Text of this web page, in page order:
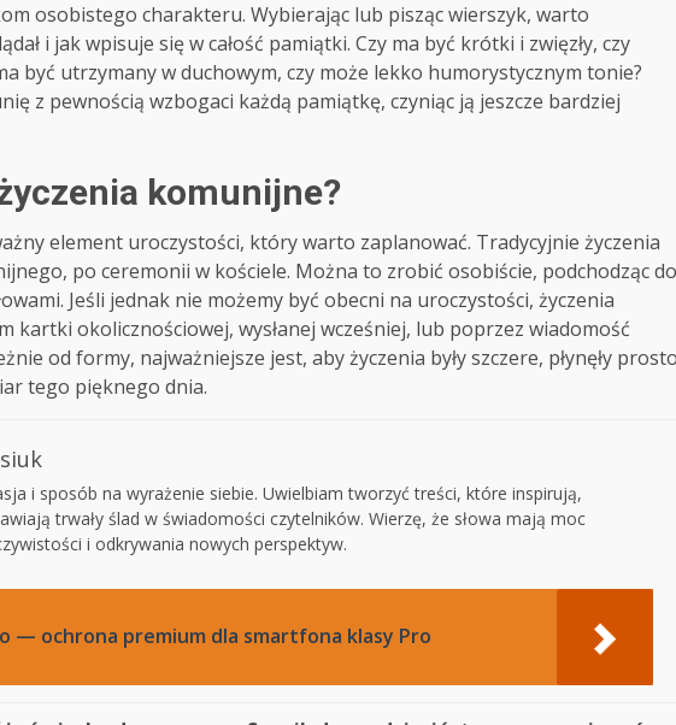
osobistego charakteru. Wybierając lub pisząc wierszyk, warto
i jak wpisuje się w całość pamiątki. Czy ma być krótki i zwięzły, czy
być utrzymany w duchowym, czy może lekko humorystycznym tonie?
z pewnością wzbogaci każdą pamiątkę, czyniąc ją jeszcze bardziej
komunijne?
element uroczystości, który warto zaplanować. Tradycyjnie życzenia
po ceremonii w kościele. Można to zrobić osobiście, podchodząc do
Jeśli jednak nie możemy być obecni na uroczystości, życzenia
kartki okolicznościowej, wysłanej wcześniej, lub poprzez wiadomość
od formy, najważniejsze jest, aby życzenia były szczere, płynęły
tego pięknego dnia.
i sposób na wyrażenie siebie. Uwielbiam tworzyć treści, które inspirują,
trwały ślad w świadomości czytelników. Wierzę, że słowa mają moc
i odkrywania nowych perspektyw.
— ochrona premium dla smartfona klasy Pro